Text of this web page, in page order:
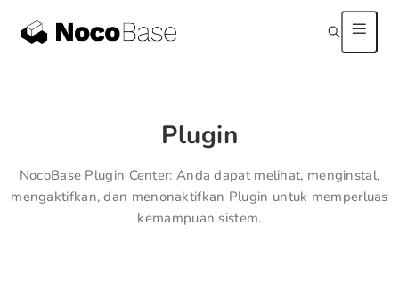
Plugin
NocoBase Plugin Center: Anda dapat melihat, menginstal,
mengaktifkan, dan menonaktifkan Plugin untuk memperluas
kemampuan sistem.